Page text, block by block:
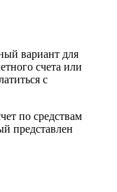
вариант для
счета или
с
по средствам
представлен